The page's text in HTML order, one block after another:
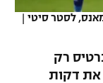
לסטר סיטי |
רק
את דקות